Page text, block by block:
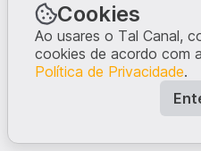
Cookies
Ao usares o Tal Canal,
cookies de acordo com
Política de Privacidade.